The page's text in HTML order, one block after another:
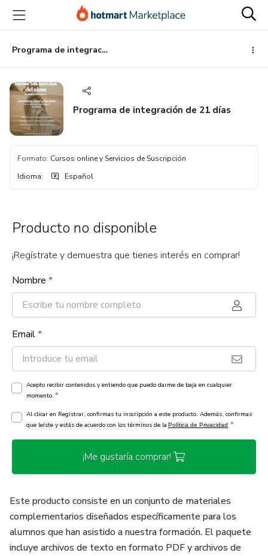
principal
página
de
página
Programa de integración de 21 días
Programa de integración de 21 días
Formato: Cursos online y Servicios de Suscripción
Idioma: Español
Producto no disponible
¡Regístrate y demuestra que tienes interés en comprar!
Nombre *
Email*
Acepto recibir contenidos y entiendo que puedo darme de baja en cualquier
momento. *
Al clicar en Registrar, confirmas tu inscripción a este producto. Además, confirmas
que leíste y estás de acuerdo con los términos de la Política de Privacidad *
¡Me gustaría comprar!
Este producto consiste en un conjunto de materiales
complementarios diseñados específicamente para los
alumnos que han asistido a nuestra formación. El paquete
incluye archivos de texto en formato PDF y archivos de